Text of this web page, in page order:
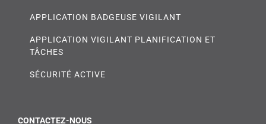
APPLICATION BADGEUSE VIGILANT
APPLICATION VIGILANT PLANIFICATION ET
TÂCHES
SÉCURITÉ ACTIVE
CONTACTEZ-NOUS